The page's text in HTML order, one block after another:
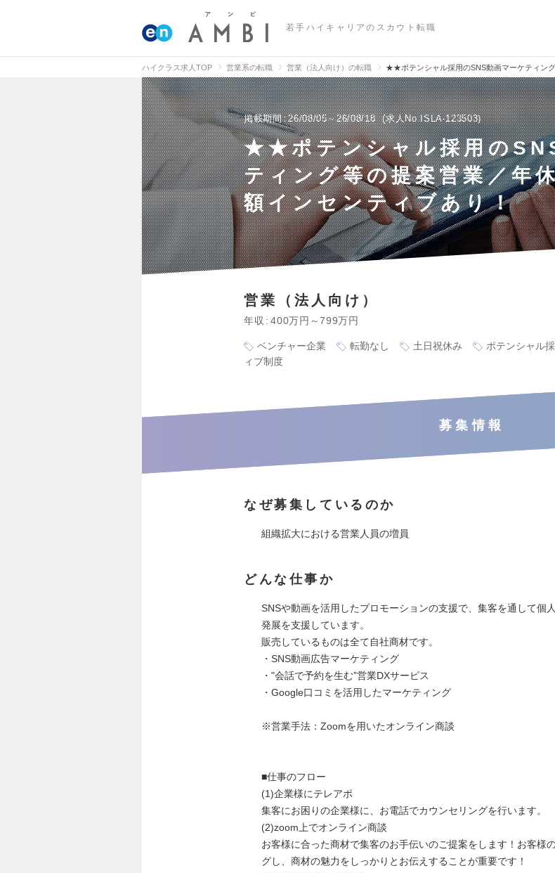
若手ハイキャリアのスカウト転職
ハイクラス求人TOP 営業系の転職 営業（法人向け）の転職 ★★ポテンシャル採用のSNS動画マーケティン
掲載期間 26/08/05～26/08/18 求人No.ISLA-123503
★★ポテンシャル採用の
ティング等の提案営業／年
額インセンティブあり！
営業（法人向け）
年収 400万円～799万円
ベンチャー企業 転勤なし 土日祝休み ポテンシャル
ィブ制度
募集情報
なぜ募集しているのか
組織拡大における営業人員の増員
どんな仕事か
SNSや動画を活用したプロモーションの支援で、集客を通して個
発展を支援しています。
販売しているものは全て自社商材です。
・SNS動画広告マーケティング
・"会話で予約を生む”営業DXサービス
・Google口コミを活用したマーケティング
※営業手法：Zoomを用いたオンライン商談
■仕事のフロー
(1)企業様にテレアポ
集客にお困りの企業様に、お電話でカウンセリングを行います。
(2)zoom上でオンライン商談
お客様に合った商材で集客のお手伝いのご提案をします！お客様
グし、商材の魅力をしっかりとお伝えすることが重要です！